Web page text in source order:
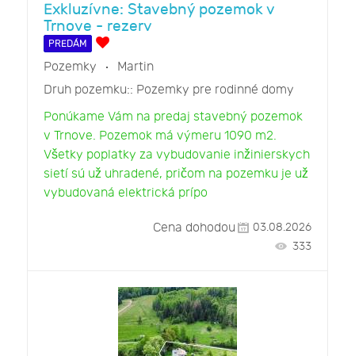
Exkluzívne: Stavebný pozemok v
Trnove - rezerv
PREDÁM
Pozemky
Martin
Druh pozemku:: Pozemky pre rodinné domy
Ponúkame Vám na predaj stavebný pozemok
v Trnove. Pozemok má výmeru 1090 m2.
Všetky poplatky za vybudovanie inžinierskych
sietí sú už uhradené, pričom na pozemku je už
vybudovaná elektrická prípo
Cena dohodou
03.08.2026
333